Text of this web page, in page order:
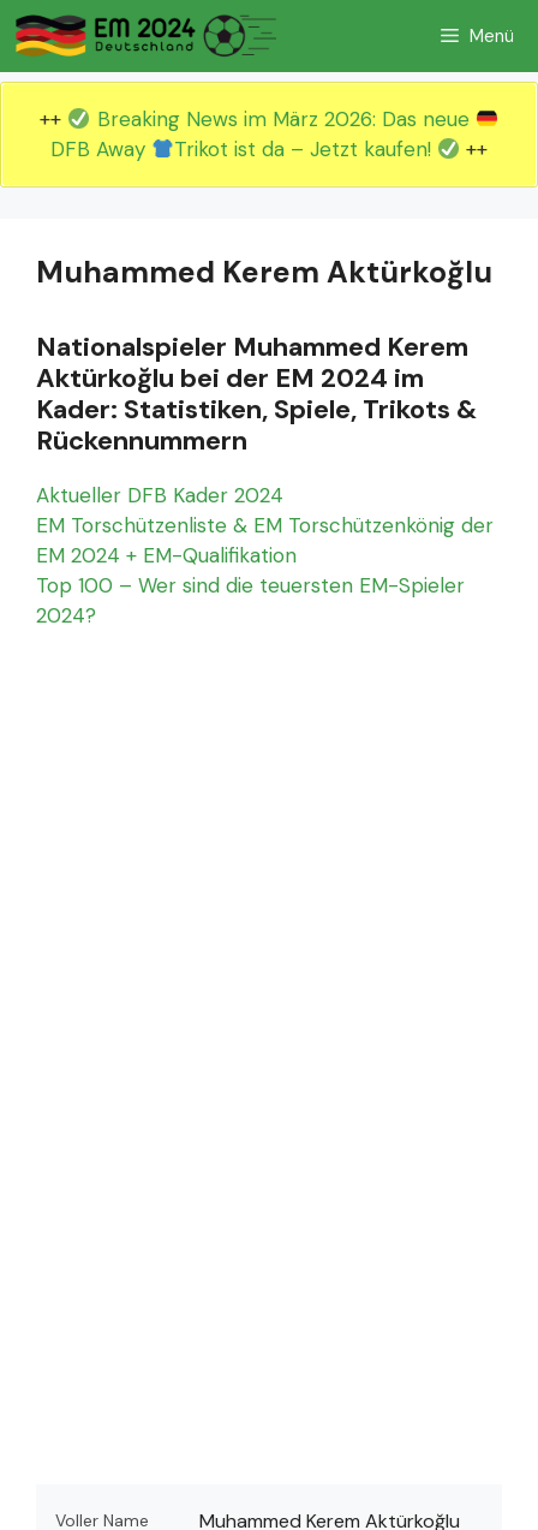
Zum
Inhalt
springen
Menü
++
Breaking News im März 2026: Das neue
DFB Away
Trikot ist da – Jetzt kaufen! ++
Muhammed Kerem Aktürkoğlu
Nationalspieler Muhammed Kerem
Aktürkoğlu bei der EM 2024 im
Kader: Statistiken, Spiele, Trikots &
Rückennummern
Aktueller DFB Kader 2024
EM Torschützenliste & EM Torschützenkönig der
EM 2024 + EM-Qualifikation
Top 100 – Wer sind die teuersten EM-Spieler
2024?
Voller Name Muhammed Kerem Aktürkoğlu